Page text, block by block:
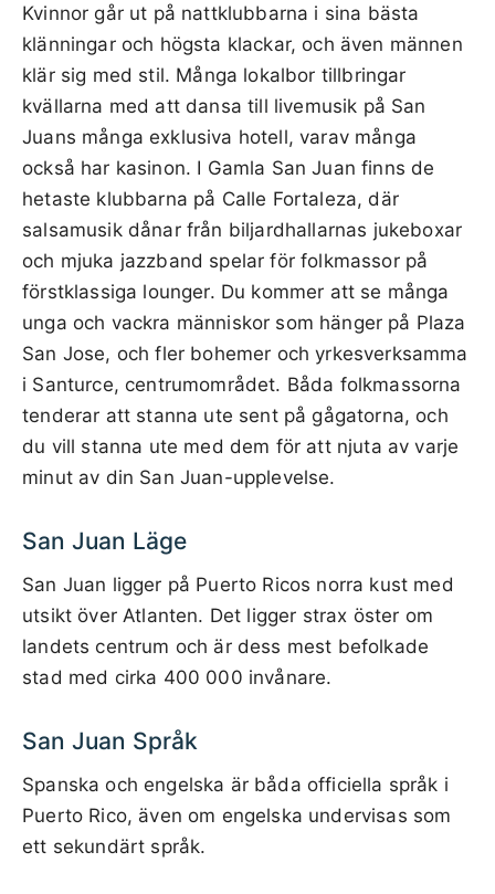
Kvinnor går ut på nattklubbarna i sina bästa
klänningar och högsta klackar, och även männen
klär sig med stil. Många lokalbor tillbringar
kvällarna med att dansa till livemusik på San
Juans många exklusiva hotell, varav många
också har kasinon. I Gamla San Juan finns de
hetaste klubbarna på Calle Fortaleza, där
salsamusik dånar från biljardhallarnas jukeboxar
och mjuka jazzband spelar för folkmassor på
förstklassiga lounger. Du kommer att se många
unga och vackra människor som hänger på Plaza
San Jose, och fler bohemer och yrkesverksamma
i Santurce, centrumområdet. Båda folkmassorna
tenderar att stanna ute sent på gågatorna, och
du vill stanna ute med dem för att njuta av varje
minut av din San Juan-upplevelse.
San Juan Läge
San Juan ligger på Puerto Ricos norra kust med
utsikt över Atlanten. Det ligger strax öster om
landets centrum och är dess mest befolkade
stad med cirka 400 000 invånare.
San Juan Språk
Spanska och engelska är båda officiella språk i
Puerto Rico, även om engelska undervisas som
ett sekundärt språk.